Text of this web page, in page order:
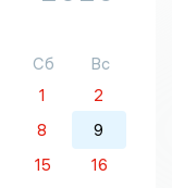
Сб
Вс
1
2
8
9
15
16